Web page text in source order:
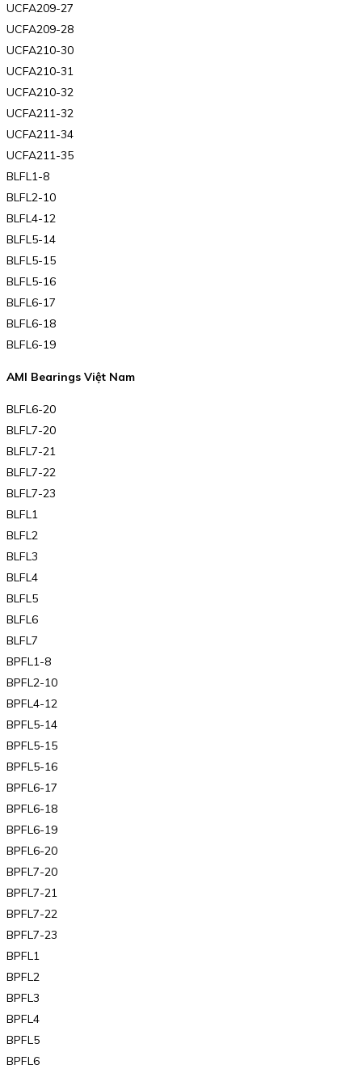
UCFA209-27
UCFA209-28
UCFA210-30
UCFA210-31
UCFA210-32
UCFA211-32
UCFA211-34
UCFA211-35
BLFL1-8
BLFL2-10
BLFL4-12
BLFL5-14
BLFL5-15
BLFL5-16
BLFL6-17
BLFL6-18
BLFL6-19
AMI Bearings Việt Nam
BLFL6-20
BLFL7-20
BLFL7-21
BLFL7-22
BLFL7-23
BLFL1
BLFL2
BLFL3
BLFL4
BLFL5
BLFL6
BLFL7
BPFL1-8
BPFL2-10
BPFL4-12
BPFL5-14
BPFL5-15
BPFL5-16
BPFL6-17
BPFL6-18
BPFL6-19
BPFL6-20
BPFL7-20
BPFL7-21
BPFL7-22
BPFL7-23
BPFL1
BPFL2
BPFL3
BPFL4
BPFL5
BPFL6